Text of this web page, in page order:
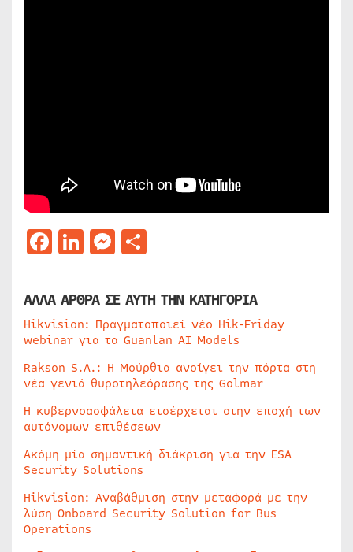
Facebook
LinkedIn
Messenger
ΑΛΛΑ ΑΡΘΡΑ ΣΕ ΑΥΤΗ ΤΗΝ ΚΑΤΗΓΟΡΙΑ
Hikvision: Πραγματοποιεί νέο Hik-Friday
webinar για τα Guanlan AI Models
Rakson S.A.: Η Μούρθια ανοίγει την πόρτα στη
νέα γενιά θυροτηλεόρασης της Golmar
Η κυβερνοασφάλεια εισέρχεται στην εποχή των
αυτόνομων επιθέσεων
Ακόμη μία σημαντική διάκριση για την ESA
Security Solutions
Hikvision: Αναβάθμιση στην μεταφορά με την
λύση Onboard Security Solution for Bus
Operations